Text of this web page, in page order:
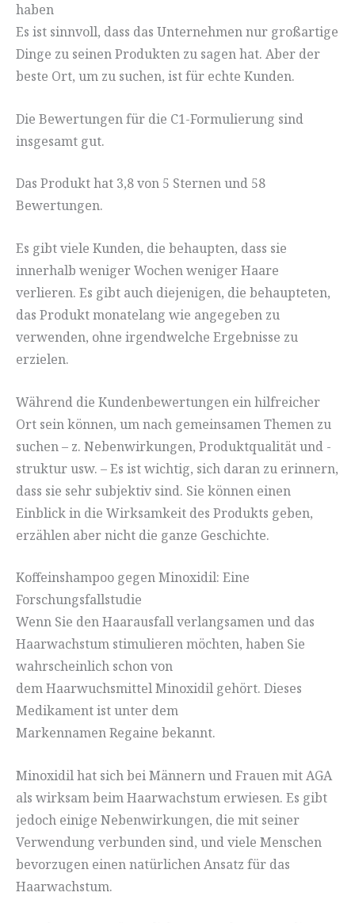
haben
Es ist sinnvoll, dass das Unternehmen nur großartige
Dinge zu seinen Produkten zu sagen hat. Aber der
beste Ort, um zu suchen, ist für echte Kunden.
Die Bewertungen für die C1-Formulierung sind
insgesamt gut.
Das Produkt hat 3,8 von 5 Sternen und 58
Bewertungen.
Es gibt viele Kunden, die behaupten, dass sie
innerhalb weniger Wochen weniger Haare
verlieren. Es gibt auch diejenigen, die behaupteten,
das Produkt monatelang wie angegeben zu
verwenden, ohne irgendwelche Ergebnisse zu
erzielen.
Während die Kundenbewertungen ein hilfreicher
Ort sein können, um nach gemeinsamen Themen zu
suchen – z. Nebenwirkungen, Produktqualität und -
struktur usw. – Es ist wichtig, sich daran zu erinnern,
dass sie sehr subjektiv sind. Sie können einen
Einblick in die Wirksamkeit des Produkts geben,
erzählen aber nicht die ganze Geschichte.
Koffeinshampoo gegen Minoxidil: Eine
Forschungsfallstudie
Wenn Sie den Haarausfall verlangsamen und das
Haarwachstum stimulieren möchten, haben Sie
wahrscheinlich schon von
dem Haarwuchsmittel Minoxidil gehört. Dieses
Medikament ist unter dem
Markennamen Regaine bekannt.
Minoxidil hat sich bei Männern und Frauen mit AGA
als wirksam beim Haarwachstum erwiesen. Es gibt
jedoch einige Nebenwirkungen, die mit seiner
Verwendung verbunden sind, und viele Menschen
bevorzugen einen natürlichen Ansatz für das
Haarwachstum.